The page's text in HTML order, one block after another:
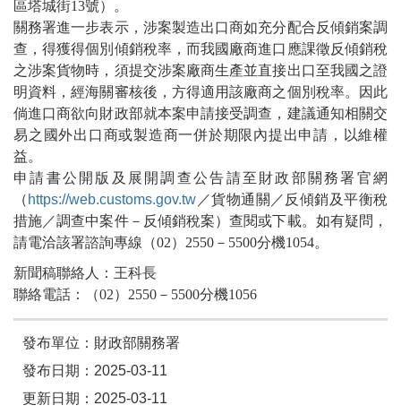
區塔城街13號）。
關務署進一步表示，涉案製造出口商如充分配合反傾銷案調
查，得獲得個別傾銷稅率，而我國廠商進口應課徵反傾銷稅
之涉案貨物時，須提交涉案廠商生產並直接出口至我國之證
明資料，經海關審核後，方得適用該廠商之個別稅率。因此
倘進口商欲向財政部就本案申請接受調查，建議通知相關交
易之國外出口商或製造商一併於期限內提出申請，以維權
益。
申請書公開版及展開調查公告請至財政部關務署官網
（ https://web.customs.gov.tw ／貨物通關／反傾銷及平衡稅
措施／調查中案件－反傾銷稅案）查閱或下載。如有疑問，
請電洽該署諮詢專線（02）2550－5500分機1054。
新聞稿聯絡人：王科長
聯絡電話：（02）2550－5500分機1056
發布單位：財政部關務署
發布日期：2025-03-11
更新日期：2025-03-11